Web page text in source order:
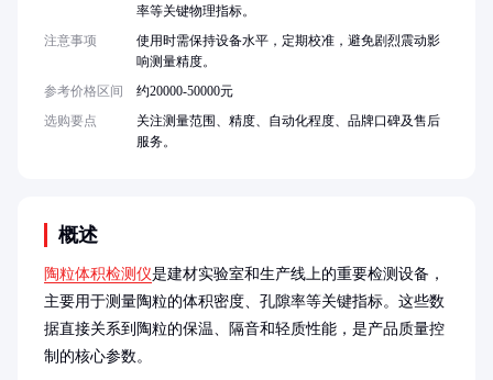
概述
陶粒体积检测仪是建材实验室和生产线上的重要检测设备，
主要用于测量陶粒的体积密度、孔隙率等关键指标。这些数
据直接关系到陶粒的保温、隔音和轻质性能，是产品质量控
制的核心参数。
率等关键物理指标。
注意事项
使用时需保持设备水平，定期校准，避免剧烈震动影
响测量精度。
参考价格区间
约20000-50000元
选购要点
关注测量范围、精度、自动化程度、品牌口碑及售后
服务。